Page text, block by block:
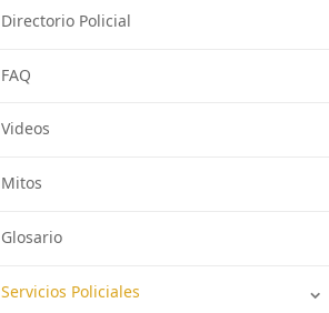
Directorio Policial
FAQ
Videos
Mitos
Glosario
Servicios Policiales